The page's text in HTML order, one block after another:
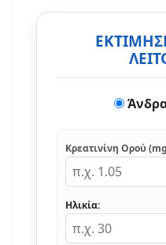
Κρεατινίνη Ορού
Ηλικία: